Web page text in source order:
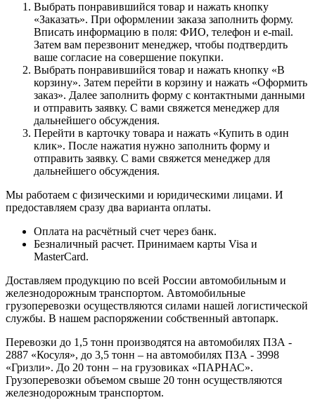
Выбрать понравившийся товар и нажать кнопку
«Заказать». При оформлении заказа заполнить форму.
Вписать информацию в поля: ФИО, телефон и e-mail.
Затем вам перезвонит менеджер, чтобы подтвердить
ваше согласие на совершение покупки.
Выбрать понравившийся товар и нажать кнопку «В
корзину». Затем перейти в корзину и нажать «Оформить
заказ». Далее заполнить форму с контактными данными
и отправить заявку. С вами свяжется менеджер для
дальнейшего обсуждения.
Перейти в карточку товара и нажать «Купить в один
клик». После нажатия нужно заполнить форму и
отправить заявку. С вами свяжется менеджер для
дальнейшего обсуждения.
Мы работаем с физическими и юридическими лицами. И
предоставляем сразу два варианта оплаты.
Оплата на расчётный счет через банк.
Безналичный расчет. Принимаем карты Visa и
MasterCard.
Доставляем продукцию по всей России автомобильным и
железнодорожным транспортом. Автомобильные
грузоперевозки осуществляются силами нашей логистической
службы. В нашем распоряжении собственный автопарк.
Перевозки до 1,5 тонн производятся на автомобилях ПЗА -
2887 «Косуля», до 3,5 тонн – на автомобилях ПЗА - 3998
«Гризли». До 20 тонн – на грузовиках «ПАРНАС».
Грузоперевозки объемом свыше 20 тонн осуществляются
железнодорожным транспортом.